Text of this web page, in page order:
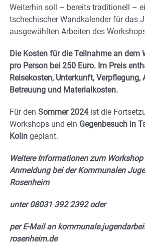
Weiterhin soll – bereits traditionell –
tschechischer Wandkalender für das
ausgewählten Arbeiten des
Die Kosten für die Teilnahme an dem
pro Person bei 250 Euro. Im Preis
Reisekosten, Unterkunft, Verpflegung,
Betreuung und Materialkosten.
Für den Sommer 2024ist die
Workshops und ein Gegenbesuch in
Kolin geplant.
Weitere Informationen zum Workshop
Anmeldung bei der Kommunalen
Rosenheim
unter 08031 392 2392 oder
per E-Mail an
rosenheim.de